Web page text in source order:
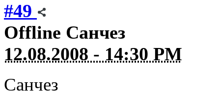
#49
Offline Санчез
12.08.2008 - 14:30 PM
Санчез